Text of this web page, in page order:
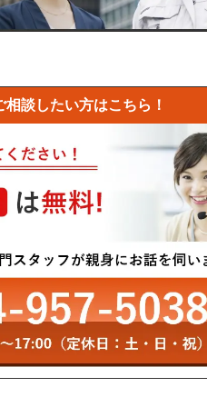
相談したい方はこちら！